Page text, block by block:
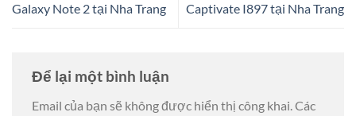
Galaxy Note 2 tại Nha Trang
Captivate I897 tại Nha Trang
Để lại một bình luận
Email của bạn sẽ không được hiển thị công khai.Các